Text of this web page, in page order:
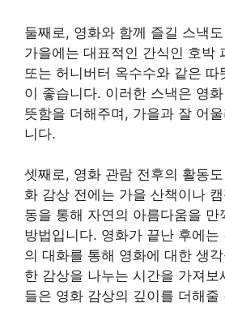
둘째로, 영화와 함께 즐길 스낵
가을에는 대표적인 간식인 호박
또는 허니버터 옥수수와 같은 따
이 좋습니다. 이러한 스낵은 영
뜻함을 더해주며, 가을과 잘 어
니다.
셋째로, 영화 관람 전후의 활동
화 감상 전에는 가을 산책이나
동을 통해 자연의 아름다움을 만
방법입니다. 영화가 끝난 후에는
의 대화를 통해 영화에 대한 생
한 감상을 나누는 시간을 가져보
들은 영화 감상의 깊이를 더해줄